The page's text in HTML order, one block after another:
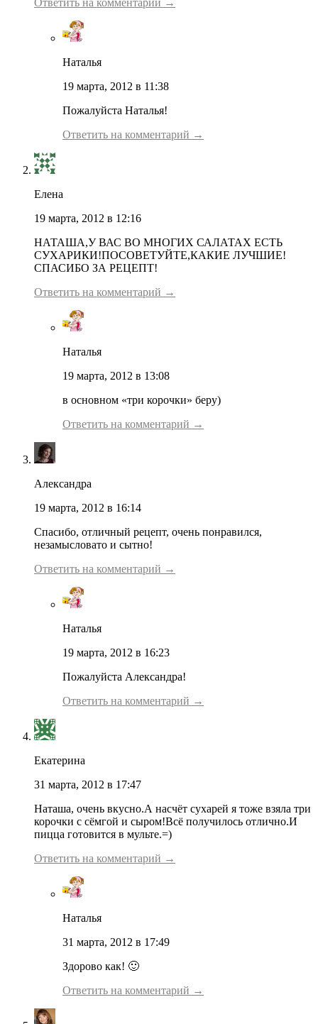
Ответить на комментарий →
Наталья
19 марта, 2012 в 11:38
Пожалуйста Наталья!
Ответить на комментарий →
Елена
19 марта, 2012 в 12:16
НАТАША,У ВАС ВО МНОГИХ САЛАТАХ ЕСТЬ
СУХАРИКИ!ПОСОВЕТУЙТЕ,КАКИЕ ЛУЧШИЕ!
СПАСИБО ЗА РЕЦЕПТ!
Ответить на комментарий →
Наталья
19 марта, 2012 в 13:08
в основном «три корочки» беру)
Ответить на комментарий →
Александра
19 марта, 2012 в 16:14
Спасибо, отличный рецепт, очень понравился,
незамысловато и сытно!
Ответить на комментарий →
Наталья
19 марта, 2012 в 16:23
Пожалуйста Александра!
Ответить на комментарий →
Екатерина
31 марта, 2012 в 17:47
Наташа, очень вкусно.А насчёт сухарей я тоже взяла три
корочки с сёмгой и сыром!Всё получилось отлично.И
пицца готовится в мульте.=)
Ответить на комментарий →
Наталья
31 марта, 2012 в 17:49
Здорово как! 🙂
Ответить на комментарий →